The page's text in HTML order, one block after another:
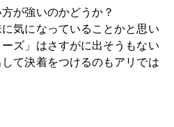
が強いのかどうか？
気になっていることかと思い
ズ」はさすがに出そうもない
て決着をつけるのもアリでは